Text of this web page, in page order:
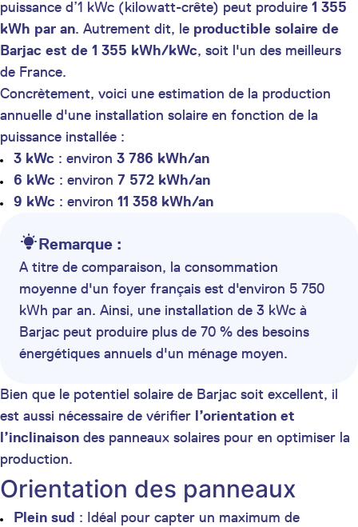
puissance d’1 kWc (kilowatt-crête) peut produire 1 355
kWh par an. Autrement dit, le productible solaire de
Barjac est de 1 355 kWh/kWc, soit l'un des meilleurs
de France.
Concrètement, voici une estimation de la production
annuelle d'une installation solaire en fonction de la
puissance installée :
3 kWc : environ 3 786 kWh/an
6 kWc : environ 7 572 kWh/an
9 kWc : environ 11 358 kWh/an
Remarque :
A titre de comparaison, la consommation
moyenne d'un foyer français est d'environ 5 750
kWh par an. Ainsi, une installation de 3 kWc à
Barjac peut produire plus de 70 % des besoins
énergétiques annuels d'un ménage moyen.
Bien que le potentiel solaire de Barjac soit excellent, il
est aussi nécessaire de vérifier l’orientation et
l’inclinaison des panneaux solaires pour en optimiser la
production.
Orientation des panneaux
Plein sud : Idéal pour capter un maximum de